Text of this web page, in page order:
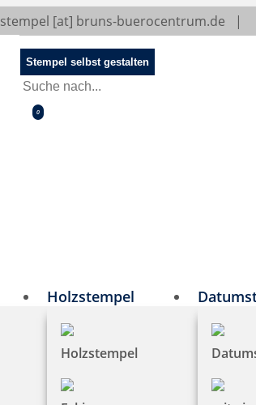
stempel [at] bruns-buerocentrum.de |
Stempel selbst gestalten
0
Holzstempel
Holzstempel